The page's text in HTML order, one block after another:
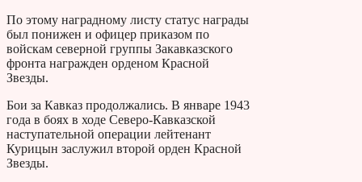
По этому наградному листу статус награды
был понижен и офицер приказом по
войскам северной группы Закавказского
фронта награжден орденом Красной
Звезды.
Бои за Кавказ продолжались. В январе 1943
года в боях в ходе Северо-Кавказской
наступательной операции лейтенант
Курицын заслужил второй орден Красной
Звезды.